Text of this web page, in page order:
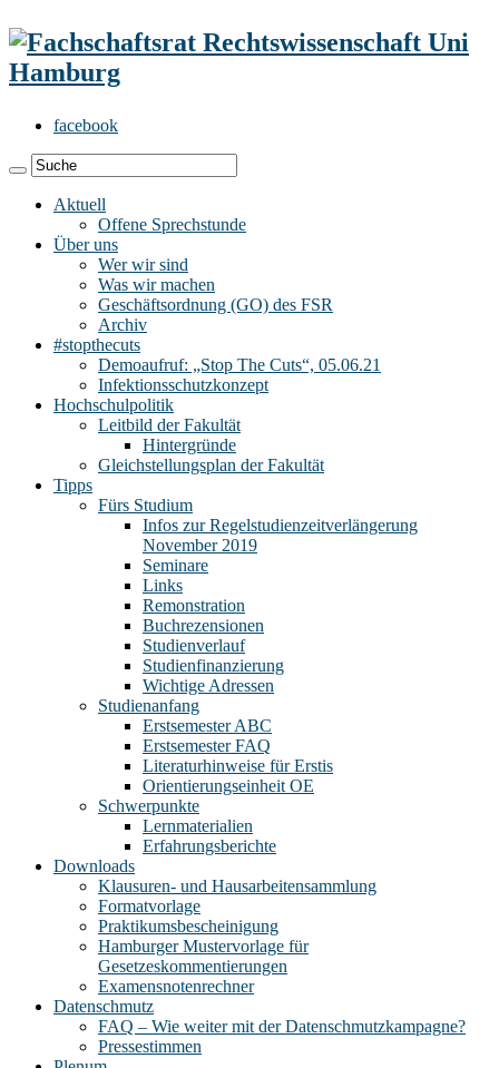
facebook
Aktuell
Offene Sprechstunde
Über uns
Wer wir sind
Was wir machen
Geschäftsordnung (GO) des FSR
Archiv
#stopthecuts
Demoaufruf: „Stop The Cuts“, 05.06.21
Infektionsschutzkonzept
Hochschulpolitik
Leitbild der Fakultät
Hintergründe
Gleichstellungsplan der Fakultät
Tipps
Fürs Studium
Infos zur Regelstudienzeitverlängerung
November 2019
Seminare
Links
Remonstration
Buchrezensionen
Studienverlauf
Studienfinanzierung
Wichtige Adressen
Studienanfang
Erstsemester ABC
Erstsemester FAQ
Literaturhinweise für Erstis
Orientierungseinheit OE
Schwerpunkte
Lernmaterialien
Erfahrungsberichte
Downloads
Klausuren- und Hausarbeitensammlung
Formatvorlage
Praktikumsbescheinigung
Hamburger Mustervorlage für
Gesetzeskommentierungen
Examensnotenrechner
Datenschmutz
FAQ – Wie weiter mit der Datenschmutzkampagne?
Pressestimmen